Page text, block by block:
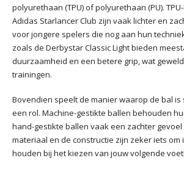
polyurethaan (TPU) of polyurethaan (PU).
Adidas Starlancer Club zijn vaak lichter en
voor jongere spelers die nog aan hun
zoals de Derbystar Classic Light bieden
duurzaamheid en een betere grip, wat
trainingen.
Bovendien speelt de manier waarop de bal
een rol. Machine-gestikte ballen behouden
hand-gestikte ballen vaak een zachter gevoel
materiaal en de constructie zijn zeker iets om
houden bij het kiezen van jouw volgende